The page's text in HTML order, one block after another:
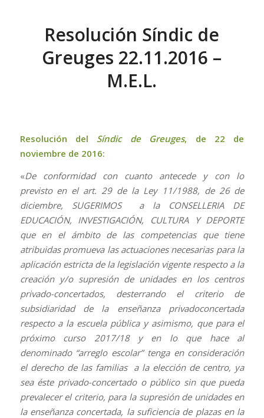
Resolución Síndic de
Greuges 22.11.2016 –
M.E.L.
Resolución del Síndic de Greuges, de 22 de
noviembre de 2016:
«De conformidad con cuanto antecede y con lo
previsto en el art. 29 de la Ley 11/1988, de 26 de
diciembre, SUGERIMOS a la CONSELLERIA DE
EDUCACIÓN, INVESTIGACIÓN, CULTURA Y DEPORTE
que en el ámbito de las competencias que tiene
atribuidas promueva las actuaciones necesarias para la
aplicación estricta de la legislación vigente respecto a la
creación y/o supresión de unidades en los centros
privado-concertados, desterrando el criterio de
subsidiaridad de la enseñanza privadoconcertada
respecto a la escuela pública y asimismo, que para el
próximo curso 2017/18 y en lo que hace al
denominado “arreglo escolar” tenga en consideración
el derecho de las familias a la elección de centro, ya
sea éste privado-concertado o público sin que pueda
prevalecer el criterio, para la supresión de unidades en
la enseñanza concertada, la suficiencia de plazas en la